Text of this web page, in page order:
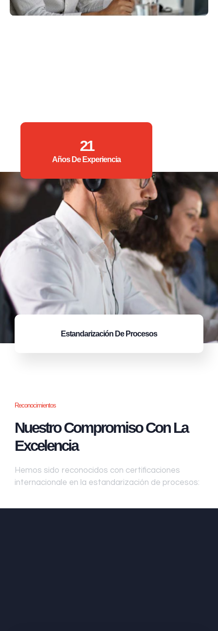
21
Años De Experiencia
Estandarización De Procesos
Reconocimientos
Nuestro Compromiso Con La
Excelencia
Hemos sido reconocidos con certificaciones
internacionale en la estandarización de procesos: